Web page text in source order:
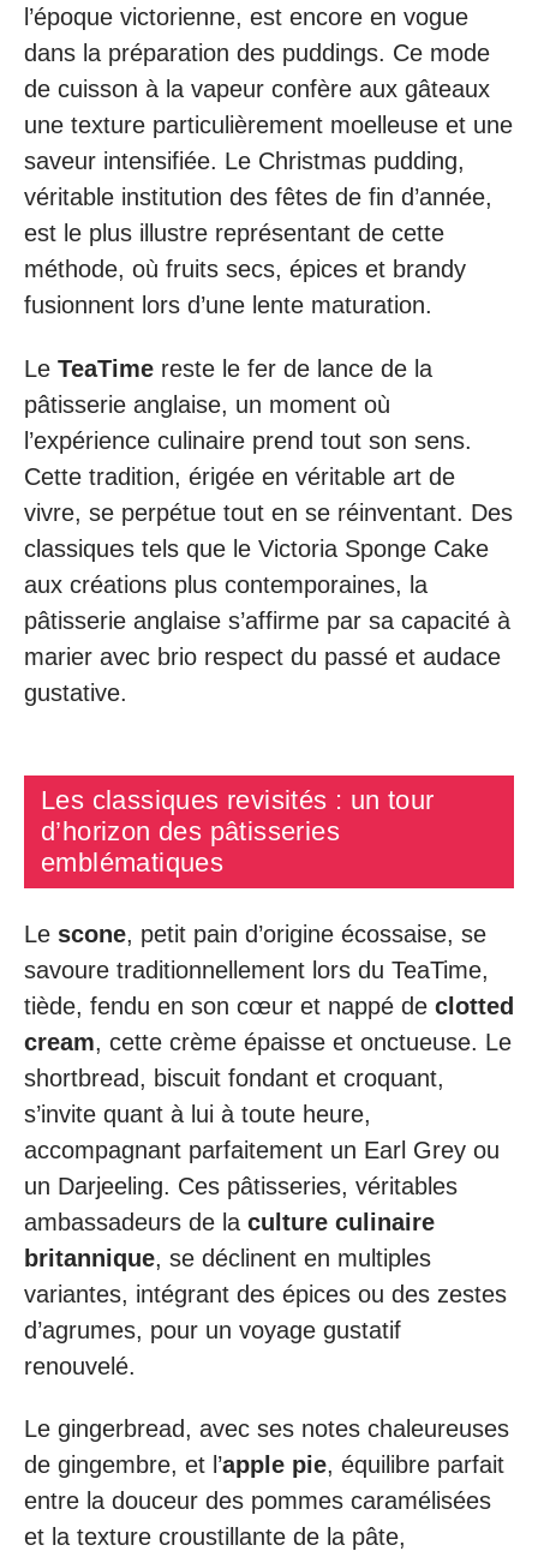
l’époque victorienne, est encore en vogue
dans la préparation des puddings. Ce mode
de cuisson à la vapeur confère aux gâteaux
une texture particulièrement moelleuse et une
saveur intensifiée. Le Christmas pudding,
véritable institution des fêtes de fin d’année,
est le plus illustre représentant de cette
méthode, où fruits secs, épices et brandy
fusionnent lors d’une lente maturation.
Le TeaTime reste le fer de lance de la
pâtisserie anglaise, un moment où
l’expérience culinaire prend tout son sens.
Cette tradition, érigée en véritable art de
vivre, se perpétue tout en se réinventant. Des
classiques tels que le Victoria Sponge Cake
aux créations plus contemporaines, la
pâtisserie anglaise s’affirme par sa capacité à
marier avec brio respect du passé et audace
gustative.
Les classiques revisités : un tour
d’horizon des pâtisseries
emblématiques
Le scone, petit pain d’origine écossaise, se
savoure traditionnellement lors du TeaTime,
tiède, fendu en son cœur et nappé de clotted
cream, cette crème épaisse et onctueuse. Le
shortbread, biscuit fondant et croquant,
s’invite quant à lui à toute heure,
accompagnant parfaitement un Earl Grey ou
un Darjeeling. Ces pâtisseries, véritables
ambassadeurs de la culture culinaire
britannique, se déclinent en multiples
variantes, intégrant des épices ou des zestes
d’agrumes, pour un voyage gustatif
renouvelé.
Le gingerbread, avec ses notes chaleureuses
de gingembre, et l’apple pie, équilibre parfait
entre la douceur des pommes caramélisées
et la texture croustillante de la pâte,